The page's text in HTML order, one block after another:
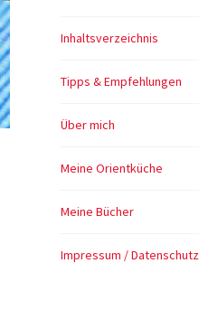
Inhaltsverzeichnis
Tipps & Empfehlungen
Über mich
Meine Orientküche
Meine Bücher
Impressum / Datenschutz